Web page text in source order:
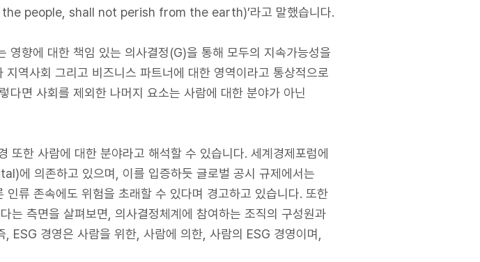
people, shall not perish from the earth)’라고 말했습니다.
향에 대한 책임 있는 의사결정(G)을 통해 모두의 지속가능성을
역사회 그리고 비즈니스 파트너에 대한 영역이라고 통상적으로
다면 사회를 제외한 나머지 요소는 사람에 대한 분야가 아닌
한 사람에 대한 분야라고 해석할 수 있습니다. 세계경제포럼에
에 의존하고 있으며, 이를 입증하듯 글로벌 공시 규제에서는
류 존속에도 위험을 초래할 수 있다며 경고하고 있습니다. 또한
는 측면을 살펴보면, 의사결정체계에 참여하는 조직의 구성원과
ESG 경영은 사람을 위한, 사람에 의한, 사람의 ESG 경영이며,